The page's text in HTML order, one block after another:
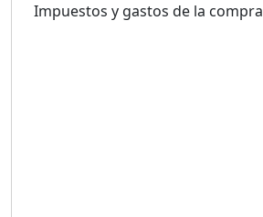
Impuestos y gastos de la compra